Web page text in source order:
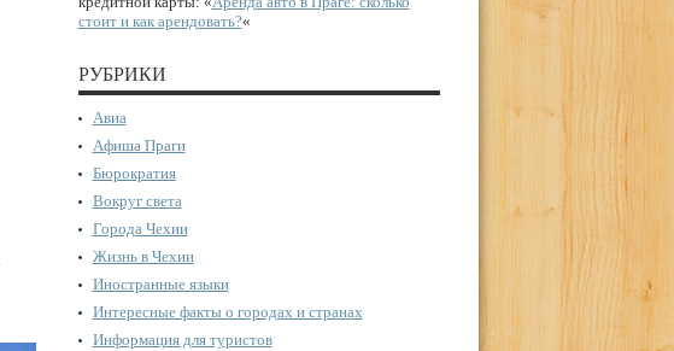
стоит и как арендовать?«
РУБРИКИ
Авиа
Афиша Праги
Бюрократия
Вокруг света
Города Чехии
Жизнь в Чехии
Иностранные языки
Интересные факты о городах и странах
Информация для туристов